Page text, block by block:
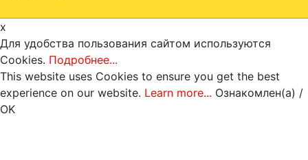
x
Для удобства пользования сайтом используются
Cookies. Подробнее...
This website uses Cookies to ensure you get the best
experience on our website. Learn more... Ознакомлен(а) /
OK